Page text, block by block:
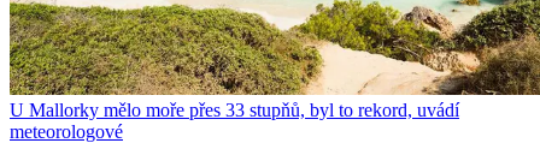
U Mallorky mělo moře přes 33 stupňů, byl to rekord, uvádí
meteorologové